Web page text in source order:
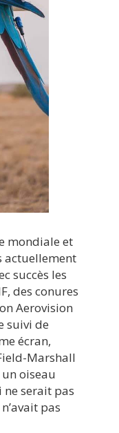
mondiale et
actuellement
succès les
des conures
Aerovision
suivi de
écran,
Marshall
oiseau
serait pas
pas